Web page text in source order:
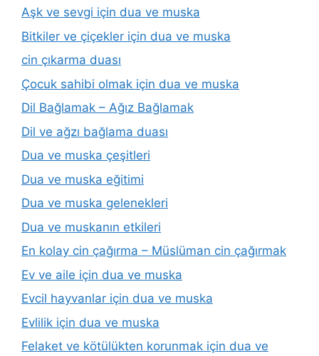
Aşk ve sevgi için dua ve muska
Bitkiler ve çiçekler için dua ve muska
cin çıkarma duası
Çocuk sahibi olmak için dua ve muska
Dil Bağlamak – Ağız Bağlamak
Dil ve ağzı bağlama duası
Dua ve muska çeşitleri
Dua ve muska eğitimi
Dua ve muska gelenekleri
Dua ve muskanın etkileri
En kolay cin çağırma – Müslüman cin çağırmak
Ev ve aile için dua ve muska
Evcil hayvanlar için dua ve muska
Evlilik için dua ve muska
Felaket ve kötülükten korunmak için dua ve